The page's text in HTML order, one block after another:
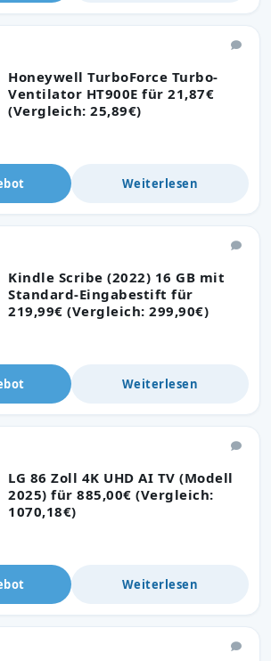
Honeywell TurboForce Turbo-
Ventilator HT900E für 21,87€
(Vergleich: 25,89€)
Weiterlesen
Kindle Scribe (2022) 16 GB mit
Standard-Eingabestift für
219,99€ (Vergleich: 299,90€)
Weiterlesen
LG 86 Zoll 4K UHD AI TV (Modell
2025) für 885,00€ (Vergleich:
1070,18€)
Weiterlesen